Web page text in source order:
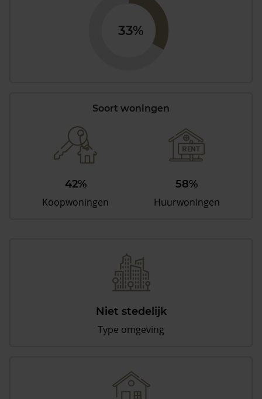
33%
Soort woningen
42%
Koopwoningen
58%
Huurwoningen
Niet stedelijk
Type omgeving